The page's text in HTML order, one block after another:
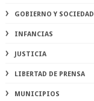
GOBIERNO Y SOCIEDAD
INFANCIAS
JUSTICIA
LIBERTAD DE PRENSA
MUNICIPIOS